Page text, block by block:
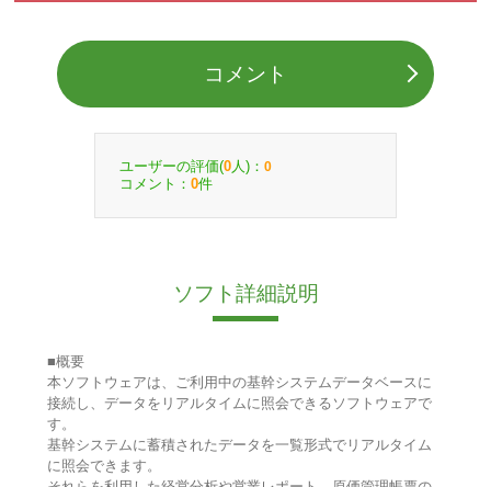
コメント
ユーザーの評価(0 人)： 0
コメント： 0件
ソフト詳細説明
■概要
本ソフトウェアは、ご利用中の基幹システムデータベースに
接続し、データをリアルタイムに照会できるソフトウェアで
す。
基幹システムに蓄積されたデータを一覧形式でリアルタイム
に照会できます。